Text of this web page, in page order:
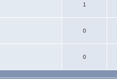
1
0
0